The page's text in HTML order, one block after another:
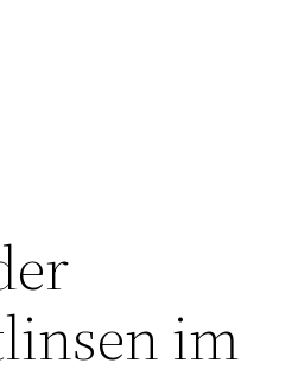
im